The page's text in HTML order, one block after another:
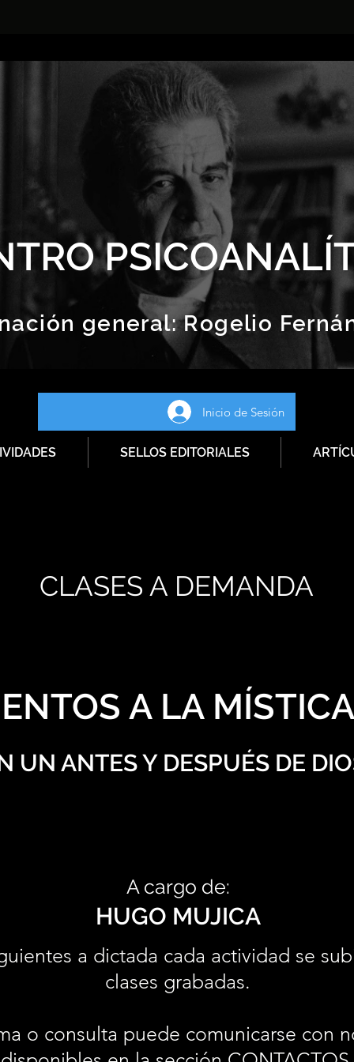
general:Rogelio
Inicio de Sesión
SELLOS EDITORIALES
CLASES A DEMANDA
A LA
UN ANTES Y DESPUÉS DE
A cargo de:
HUGO MUJICA
a dictada cada actividad se
clases grabadas.
o consulta puede comunicarse con